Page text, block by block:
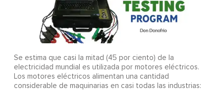
Se estima que casi la mitad (45 por ciento) de la
electricidad mundial es utilizada por motores eléctricos.
Los motores eléctricos alimentan una cantidad
considerable de maquinarias en casi todas las industrias: